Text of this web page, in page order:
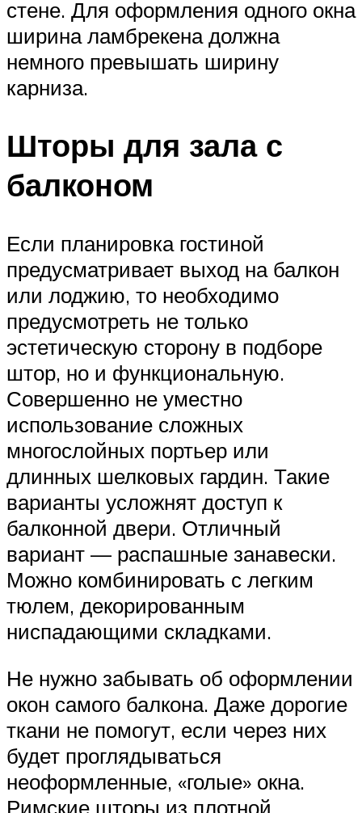
стене. Для оформления одного окна
ширина ламбрекена должна
немного превышать ширину
карниза.
Шторы для зала с
балконом
Если планировка гостиной
предусматривает выход на балкон
или лоджию, то необходимо
предусмотреть не только
эстетическую сторону в подборе
штор, но и функциональную.
Совершенно не уместно
использование сложных
многослойных портьер или
длинных шелковых гардин. Такие
варианты усложнят доступ к
балконной двери. Отличный
вариант — распашные занавески.
Можно комбинировать с легким
тюлем, декорированным
ниспадающими складками.
Не нужно забывать об оформлении
окон самого балкона. Даже дорогие
ткани не помогут, если через них
будет проглядываться
неоформленные, «голые» окна.
Римские шторы из плотной